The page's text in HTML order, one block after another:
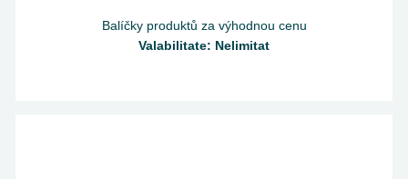
Balíčky produktů za výhodnou cenu
Valabilitate: Nelimitat